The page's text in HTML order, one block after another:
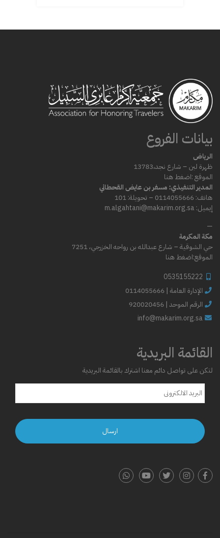
بيانات الفروع
الرياض
ظهرة لبن – شارع نجد،13783
الموقع :اضغط هنا
المدير التنفيذي: مسفر بن عايض القحطاني
هاتف: 0114055666 – تحويلة: 101
إيميل: m.algahtani@makarim.org.sa
—
مكة المكرمة
حي الشوقية – شارع عبدالله بن رواحه الخزرجي، 7251
الموقع:اضغط هنا
0535155222
info@makarim.org.sa
القائمة البريدية
لتكن على تواصل دائم معنا اشترك بالقائمة البريدية